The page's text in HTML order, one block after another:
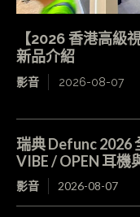
【2026 香港高級
新品介紹
影音 2026-08-07
瑞典 Defunc
VIBE / OPEN 耳機
影音 2026-08-07